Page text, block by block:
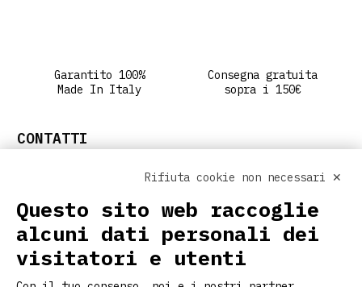
Garantito 100%
Made In Italy
Consegna gratuita
sopra i 150€
CONTATTI
Rifiuta cookie non necessari ✕
Questo sito web raccoglie
alcuni dati personali dei
visitatori e utenti